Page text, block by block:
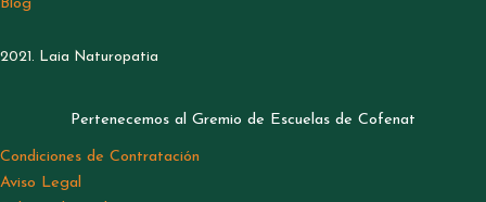
Blog
2021. Laia Naturopatia
Pertenecemos al Gremio de Escuelas de Cofenat
Condiciones de Contratación
Aviso Legal